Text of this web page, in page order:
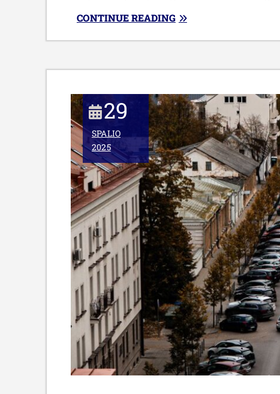
CONTINUE READING„VILKIJOS
PREKYMEČIŲ
IKI
ŠIANDIENINĖS
PREKYBOS
TRADICIJŲ”
29
SPALIO
2025